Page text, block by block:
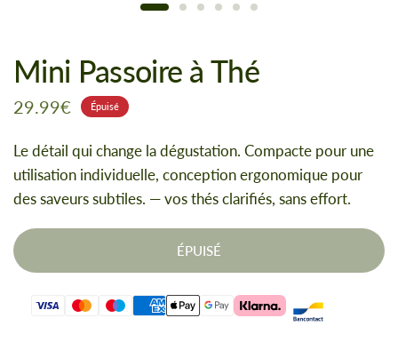
Mini Passoire à Thé
29.99€ Épuisé
Le détail qui change la dégustation. Compacte pour une
utilisation individuelle, conception ergonomique pour
des saveurs subtiles. — vos thés clarifiés, sans effort.
ÉPUISÉ